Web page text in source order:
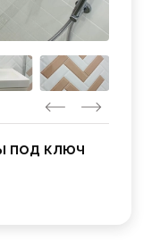
под ключ